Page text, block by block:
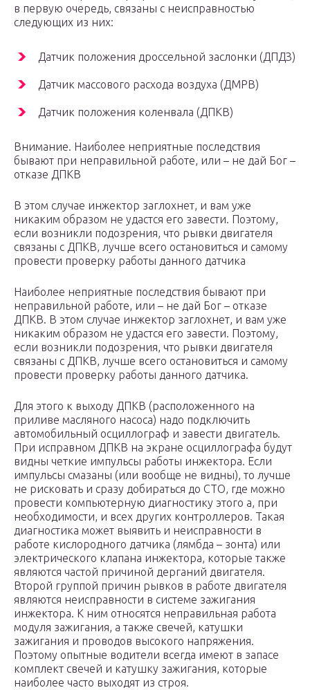
в первую очередь, связаны с неисправностью
следующих из них:
Датчик положения дроссельной заслонки (ДПДЗ)
Датчик массового расхода воздуха (ДМРВ)
Датчик положения коленвала (ДПКВ)
Внимание. Наиболее неприятные последствия
бывают при неправильной работе, или – не дай Бог –
отказе ДПКВ
В этом случае инжектор заглохнет, и вам уже
никаким образом не удастся его завести. Поэтому,
если возникли подозрения, что рывки двигателя
связаны с ДПКВ, лучше всего остановиться и самому
провести проверку работы данного датчика
Наиболее неприятные последствия бывают при
неправильной работе, или – не дай Бог – отказе
ДПКВ. В этом случае инжектор заглохнет, и вам уже
никаким образом не удастся его завести. Поэтому,
если возникли подозрения, что рывки двигателя
связаны с ДПКВ, лучше всего остановиться и самому
провести проверку работы данного датчика.
Для этого к выходу ДПКВ (расположенного на
приливе масляного насоса) надо подключить
автомобильный осциллограф и завести двигатель.
При исправном ДПКВ на экране осциллографа будут
видны четкие импульсы работы инжектора. Если
импульсы смазаны (или вообще не видны), то лучше
не рисковать и сразу добираться до СТО, где можно
провести компьютерную диагностику этого а, при
необходимости, и всех других контроллеров. Такая
диагностика может выявить и неисправности в
работе кислородного датчика (лямбда – зонта) или
электрического клапана инжектора, которые также
являются частой причиной дерганий двигателя.
Второй группой причин рывков в работе двигателя
являются неисправности в системе зажигания
инжектора. К ним относятся неправильная работа
модуля зажигания, а также свечей, катушки
зажигания и проводов высокого напряжения.
Поэтому опытные водители всегда имеют в запасе
комплект свечей и катушку зажигания, которые
наиболее часто выходят из строя.